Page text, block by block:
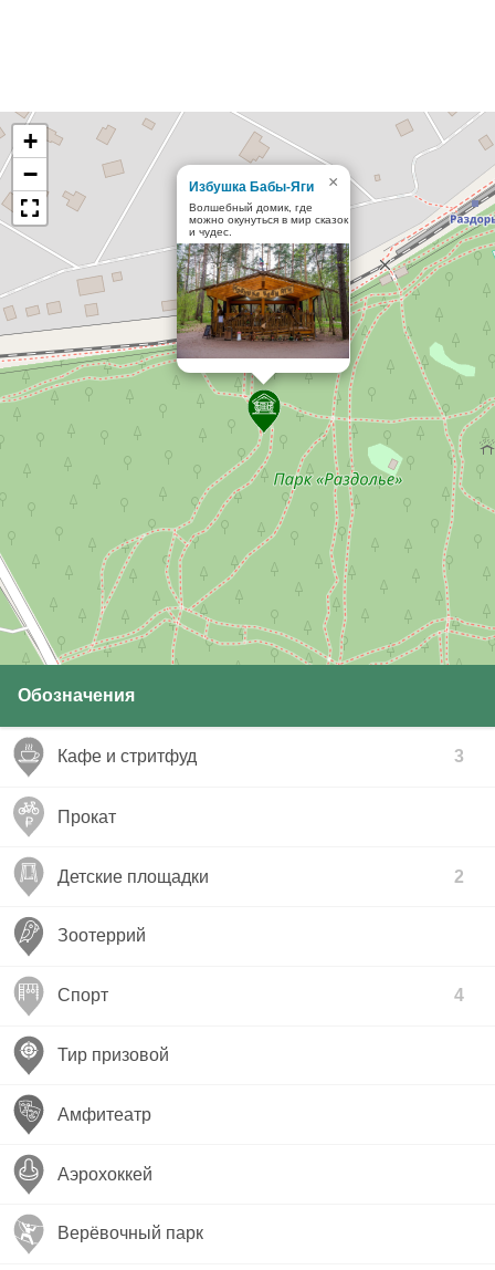
Избушка Бабы-Яги
Волшебный домик, где
можно окунуться в мир сказок
и чудес.
×
+
−
Обозначения
Кафе и стритфуд 3
Прокат
Детские площадки 2
Зоотеррий
Спорт 4
Тир призовой
Амфитеатр
Аэрохоккей
Верёвочный парк